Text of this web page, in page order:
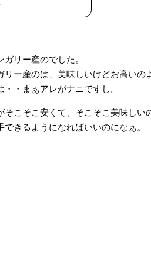
リー産のでした。
リー産のは、美味しいけどお高いの
・まぁアレがナニですし。
そこそこ安くて、そこそこ美味しい
きるようになればいいのになぁ。